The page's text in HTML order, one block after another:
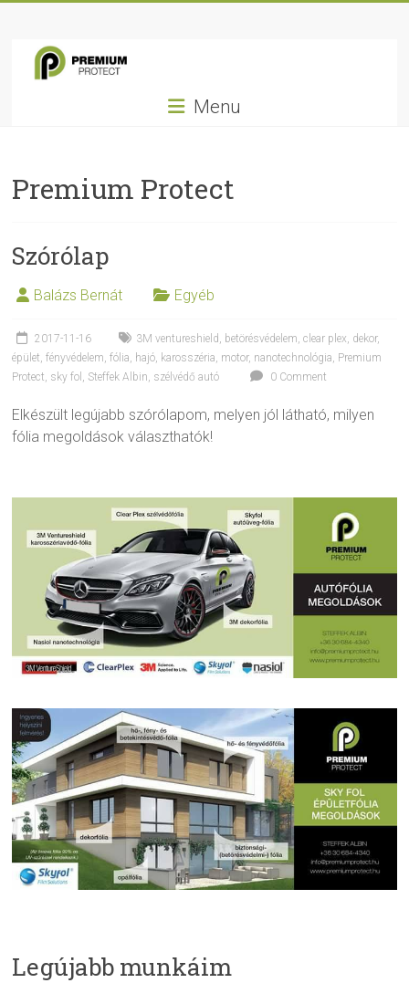
contentPremium
Protect
Menu
Premium Protect
Szórólap
Balázs Bernát Egyéb
2017-11-16 3M ventureshield , betörésvédelem,clear plex, dekor,
épület,fényvédelem,fólia, hajó, karosszéria, motor, nanotechnológia, Premium
Protect, sky fol , Steffek Albin, szélvédő autó 0 Comment
Elkészült legújabb szórólapom, melyen jól látható, milyen
fólia megoldások választhatók!
Legújabb munkáim